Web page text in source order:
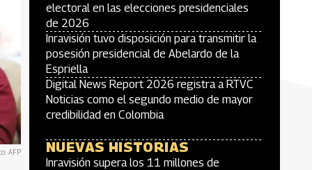
AFP
electoral en las elecciones presidenciales
de 2026
Inravisión tuvo disposición para transmitir la
posesión presidencial de Abelardo de la
Espriella
Digital News Report 2026 registra a RTVC
Noticias como el segundo medio de mayor
credibilidad en Colombia
NUEVAS HISTORIAS
Inravisión supera los 11 millones de